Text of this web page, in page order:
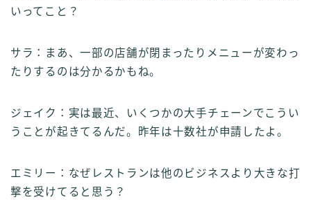
いってこと？
サラ：まあ、一部の店舗が閉まったりメニューが変わっ
たりするのは分かるかもね。
ジェイク：実は最近、いくつかの大手チェーンでこうい
うことが起きてるんだ。昨年は十数社が申請したよ。
エミリー：なぜレストランは他のビジネスより大きな打
撃を受けてると思う？